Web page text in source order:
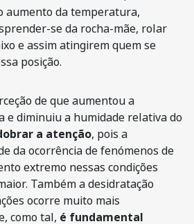
aumento da temperatura,
se da rocha-mãe, rolar
e assim atingirem quem se
posição.
de que aumentou a
e diminuiu a humidade relativa do
a atenção, pois a
da ocorrência de fenómenos de
extremo nessas condições
Também a desidratação
ocorre muito mais
como tal, é fundamental